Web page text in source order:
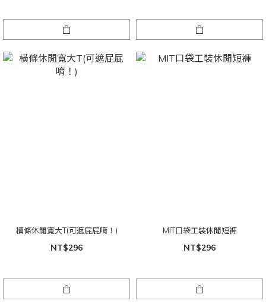
橫條休閒寬大T(可遮屁屁唷！)
NT$296
MIT口袋工裝休閒短褲
NT$296